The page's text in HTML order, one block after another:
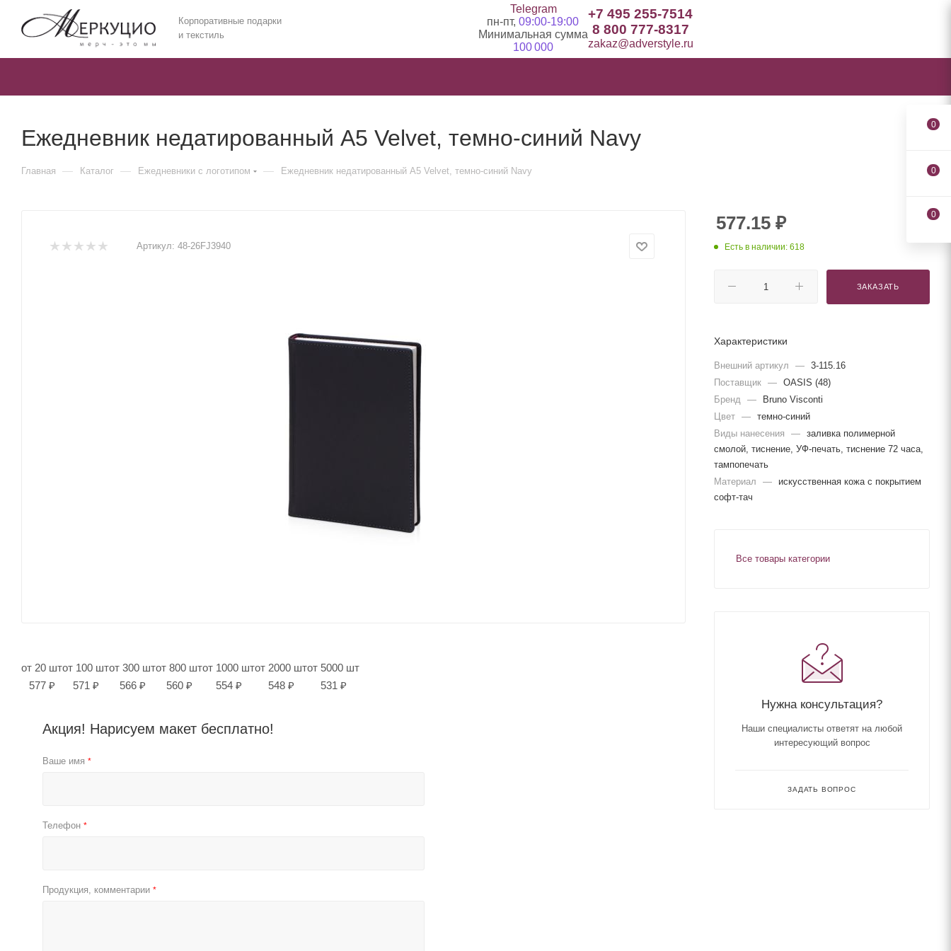
Корпоративные подарки
и текстиль
Telegram
пн-пт, 09:00-19:00
Минимальная сумма
100 000
+7 495 255-7514
8 800 777-8317
zakaz@adverstyle.ru
Ежедневник недатированный А5 Velvet, темно-синий Navy
Главная — Каталог — Ежедневники c логотипом — Ежедневник недатированный А5 Velvet, темно-синий Navy
Артикул: 48-26FJ3940
от 20 шт
577 ₽
от 100 шт
571 ₽
от 300 шт
566 ₽
от 800 шт
560 ₽
от 1000 шт
554 ₽
от 2000 шт
548 ₽
от 5000 шт
531 ₽
Акция! Нарисуем макет бесплатно!
Ваше имя *
Телефон *
Продукция, комментарии *
577.15 ₽
Есть в наличии: 618
ЗАКАЗАТЬ
Характеристики
Внешний артикул — 3-115.16
Поставщик — OASIS (48)
Бренд
—
Bruno Visconti
Цвет — темно-синий
Виды нанесения
— заливка полимерной
смолой, тиснение, УФ-печать, тиснение 72 часа,
тампопечать
Материал
—
искусственная кожа с покрытием
софт-тач
Все товары категории
Нужна консультация?
Наши специалисты ответят на любой
интересующий вопрос
ЗАДАТЬ ВОПРОС
0
0
0